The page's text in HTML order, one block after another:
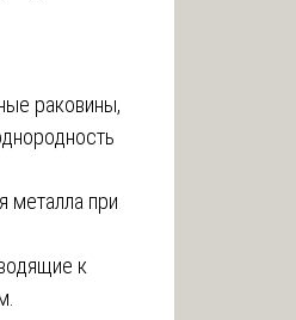
раковины,
металла при
к